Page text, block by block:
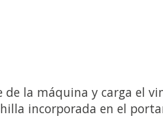
la máquina y carga el
incorporada en el